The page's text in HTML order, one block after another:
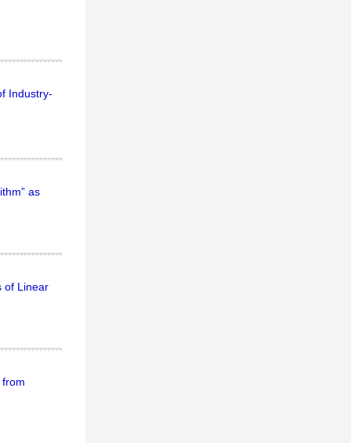
Industry-
as
of Linear